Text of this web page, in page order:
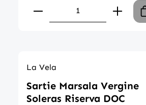
Produkt Anzahl:
La Vela
Sartie Marsala Vergine
Soleras Riserva DOC